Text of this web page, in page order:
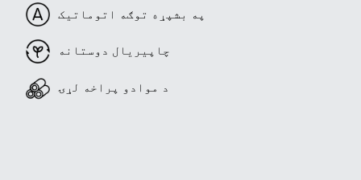
په بشپړه توګه اتوماتیک
چاپیریال دوستانه
د موادو پراخه لړۍ